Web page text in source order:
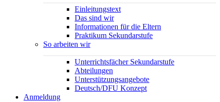
Einleitungstext
Das sind wir
Informationen für die Eltern
Praktikum Sekundarstufe
So arbeiten wir
Unterrichtsfächer Sekundarstufe
Abteilungen
Unterstützungsangebote
Deutsch/DFU Konzept
Anmeldung